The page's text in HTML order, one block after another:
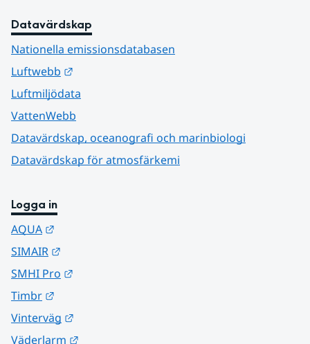
Datavärdskap
Nationella emissionsdatabasen
Luftwebb
Luftmiljödata
VattenWebb
Datavärdskap, oceanografi och marinbiologi
Datavärdskap för atmosfärkemi
Logga in
AQUA
SIMAIR
SMHI Pro
Timbr
Vinterväg
Väderlarm